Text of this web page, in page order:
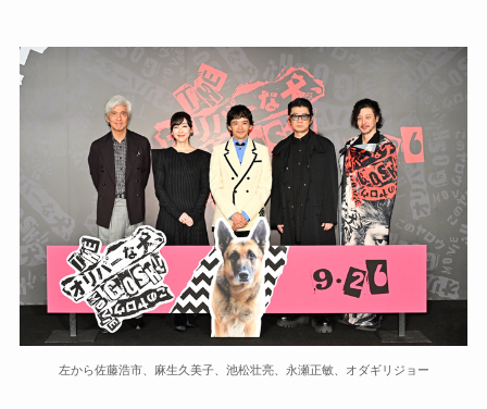
左から佐藤浩市、麻生久美子、池松壮亮、永瀬正敏、オダギリジョー